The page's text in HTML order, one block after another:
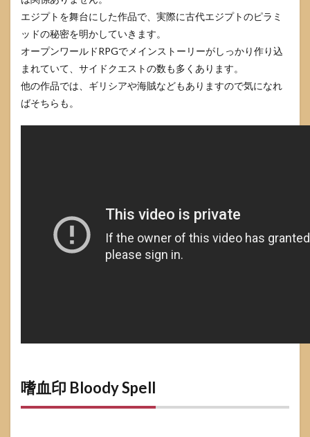
エジプトを舞台にした作品で、実際に古代エジプトのピラミ
ッドの秘密を明かしていきます。
オープンワールドRPGでメインストーリーがしっかり作り込
まれていて、サイドクエストの数も多くあります。
他の作品では、ギリシアや海賊などもありますので気になれ
ばそちらも。
嗜血印 Bloody Spell